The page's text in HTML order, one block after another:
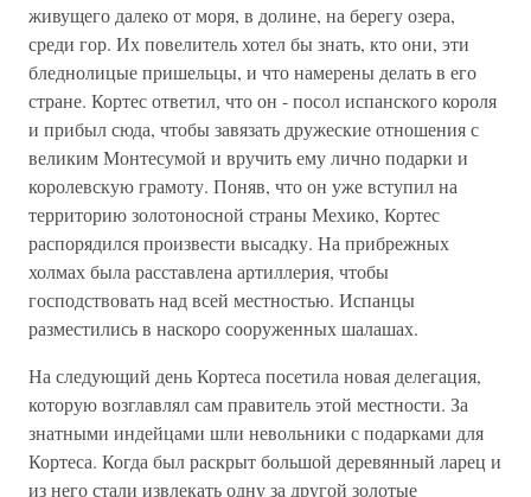
живущего далеко от моря, в долине, на берегу озера,
среди гор. Их повелитель хотел бы знать, кто они, эти
бледнолицые пришельцы, и что намерены делать в его
стране. Кортес ответил, что он - посол испанского короля
и прибыл сюда, чтобы завязать дружеские отношения с
великим Монтесумой и вручить ему лично подарки и
королевскую грамоту. Поняв, что он уже вступил на
территорию золотоносной страны Мехико, Кортес
распорядился произвести высадку. На прибрежных
холмах была расставлена артиллерия, чтобы
господствовать над всей местностью. Испанцы
разместились в наскоро сооруженных шалашах.
На следующий день Кортеса посетила новая делегация,
которую возглавлял сам правитель этой местности. За
знатными индейцами шли невольники с подарками для
Кортеса. Когда был раскрыт большой деревянный ларец и
из него стали извлекать одну за другой золотые